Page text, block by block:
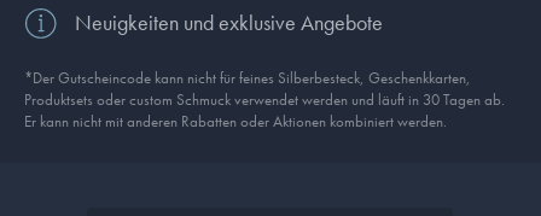
Neuigkeiten und exklusive Angebote
*Der Gutscheincode kann nicht für feines Silberbesteck, Geschenkkarten,
Produkt­sets oder custom Schmuck verwendet werden und läuft in 30 Tagen ab.
Er kann nicht mit anderen Rabatten oder Aktionen kombiniert werden.